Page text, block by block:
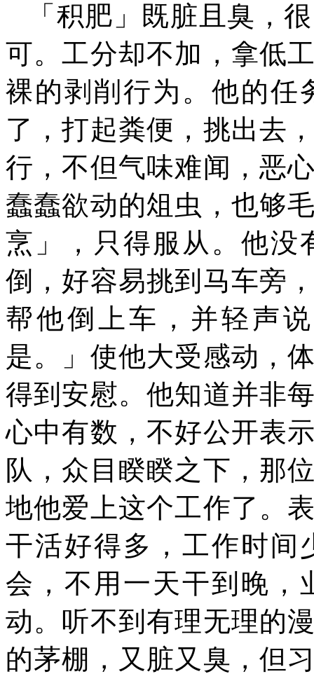
「积肥」既脏且臭，
可。工分却不加，拿低
裸的剥削行为。他的任
了，打起粪便，挑出去
行，不但气味难闻，恶
蠢蠢欲动的俎虫，也够
烹」，只得服从。他没
倒，好容易挑到马车旁
帮他倒上车，并轻声
是。」使他大受感动，
得到安慰。他知道并非
心中有数，不好公开表
队，众目睽睽之下，那
地他爱上这个工作了。
干活好得多，工作时间
会，不用一天干到晚，
动。听不到有理无理的
的茅棚，又脏又臭，但